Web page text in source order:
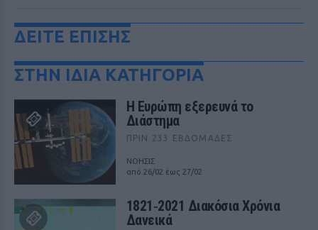
ΔΕΙΤΕ ΕΠΙΣΗΣ
ΣΤΗΝ ΙΔΙΑ ΚΑΤΗΓΟΡΙΑ
Η Ευρώπη εξερευνά το
Διάστημα
ΠΡΙΝ 233 ΕΒΔΟΜΆΔΕΣ
ΝΟΗΣΙΣ
από 26/02 έως 27/02
1821‑2021 Διακόσια Χρόνια
Δανεικά